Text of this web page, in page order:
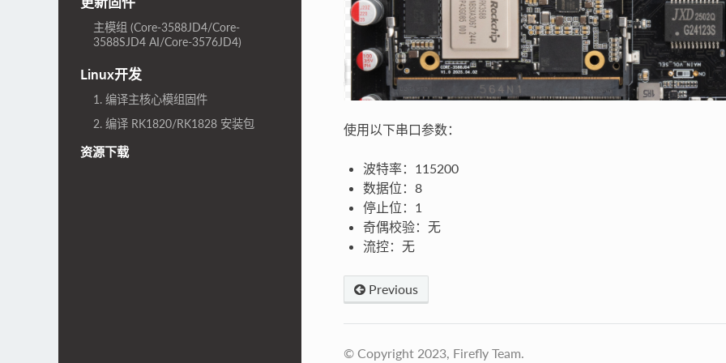
主模组 (Core-3588JD4/Core-
3588SJD4 AI/Core-3576JD4)
Linux开发
1. 编译主核心模组固件
2. 编译 RK1820/RK1828 安装包
资源下载
使用以下串口参数：
波特率：115200
数据位：8
停止位：1
奇偶校验：无
流控：无
Previous
© Copyright 2023, Firefly Team.